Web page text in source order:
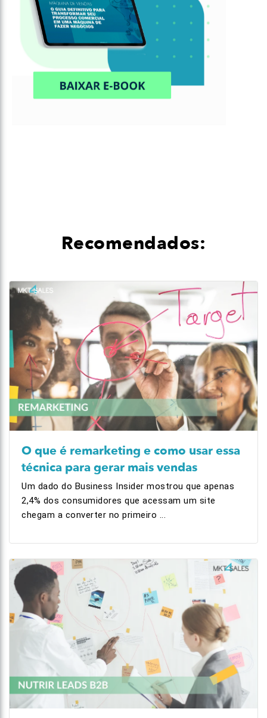
Recomendados:
O que é remarketing e como usar essa
técnica para gerar mais vendas
Um dado do Business Insider mostrou que apenas
2,4% dos consumidores que acessam um site
chegam a converter no primeiro ...